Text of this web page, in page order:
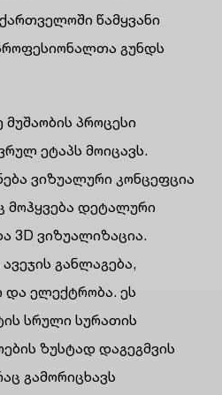
წამყვანი
გუნდს
პროცესი
ეტაპს მოიცავს.
ვიზუალური კონცეფცია
მოჰყვება დეტალური
3D ვიზუალიზაცია.
განლაგება,
და ელექტრობა. ეს
სრული სურათის
ზუსტად დაგეგმვის
გამორიცხავს